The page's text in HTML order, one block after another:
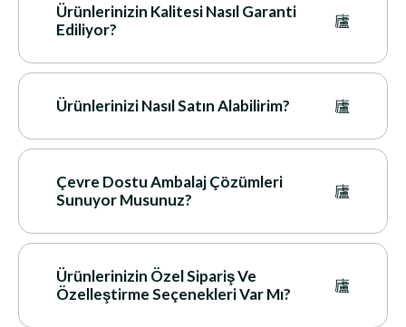
Ürünlerinizin Kalitesi Nasıl Garanti
Ediliyor?
Ürünlerinizi Nasıl Satın Alabilirim?
Çevre Dostu Ambalaj Çözümleri
Sunuyor Musunuz?
Ürünlerinizin Özel Sipariş Ve
Özelleştirme Seçenekleri Var Mı?